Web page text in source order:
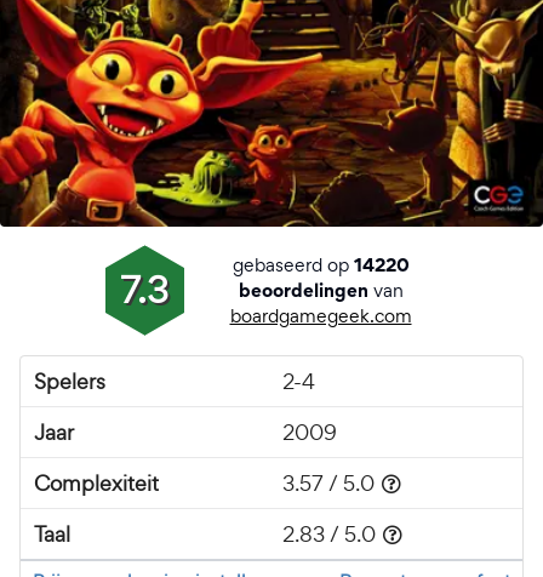
7.3
gebaseerd op 14220
beoordelingen van
boardgamegeek.com
Spelers
2-4
Jaar
2009
Complexiteit
3.57 / 5.0
Taal
2.83 / 5.0